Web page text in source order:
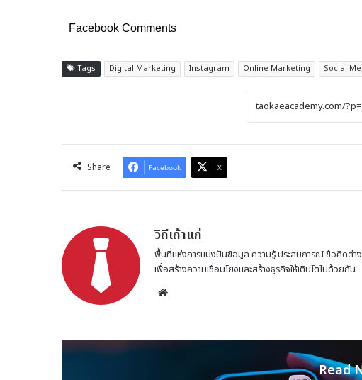
Facebook Comments
Tags Digital Marketing Instagram Online Marketing Social
Share Facebook X
วิถีเถ้าแก่
พื้นที่แห่งการแบ่งปันข้อมูล ความรู้ ประสบการณ์ ข้อคิดต่า
เพื่อสร้างความเชื่อมโยงและสร้างธุรกิจให้เติบโตไปด้วยกัน
Read